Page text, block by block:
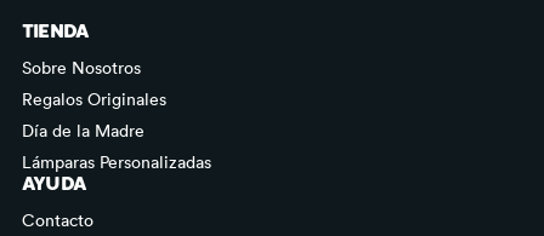
TIENDA
Sobre Nosotros
Regalos Originales
Día de la Madre
Lámparas Personalizadas
AYUDA
Contacto